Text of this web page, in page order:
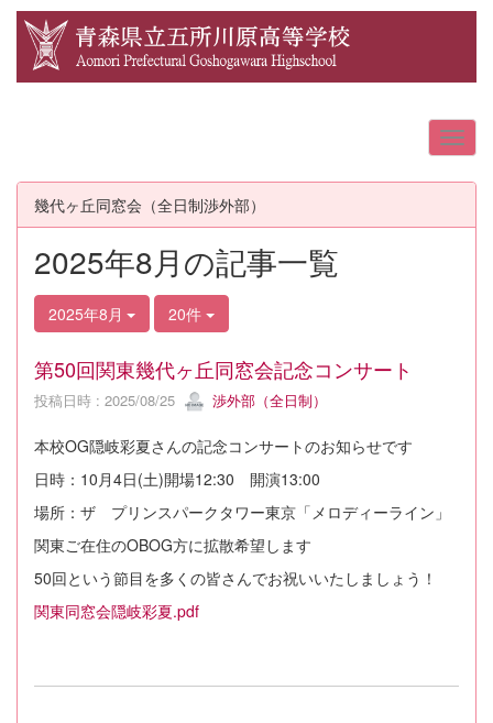
幾代ヶ丘同窓会（全日制渉外部）
2025年8月の記事一覧
2025年8月 20件
第50回関東幾代ヶ丘同窓会記念コンサート
投稿日時 : 2025/08/25 渉外部（全日制）
本校OG隠岐彩夏さんの記念コンサートのお知らせです
日時：10月4日(土)開場12:30 開演13:00
場所：ザ プリンスパークタワー東京「メロディーライン」
関東ご在住のOBOG方に拡散希望します
50回という節目を多くの皆さんでお祝いいたしましょう！
関東同窓会隠岐彩夏.pdf